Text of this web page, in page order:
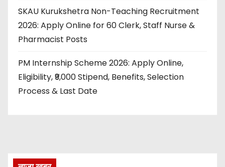
SKAU Kurukshetra Non-Teaching Recruitment
2026: Apply Online for 60 Clerk, Staff Nurse &
Pharmacist Posts
PM Internship Scheme 2026: Apply Online,
Eligibility, ₹9,000 Stipend, Benefits, Selection
Process & Last Date